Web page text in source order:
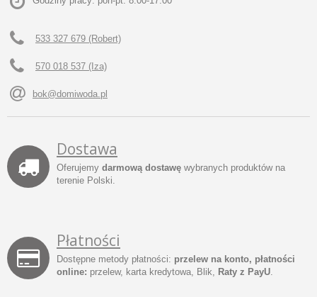
533 327 679 (Robert)
570 018 537 (Iza)
bok@domiwoda.pl
Dostawa
Oferujemy darmową dostawę wybranych produktów na
terenie Polski.
Płatności
Dostępne metody płatności: przelew na konto, płatności
online: przelew, karta kredytowa, Blik, Raty z PayU.